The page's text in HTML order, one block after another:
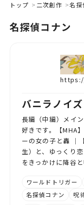
トップ 二次創作 名探
名探偵コナン
バニラノイズ
長編（中編）メイ
好きです。【MHA
ーの女の子と轟 ｜
生）と、ゆっくり
をきっかけに降谷
ワールドトリガー
名探偵コナン
呪